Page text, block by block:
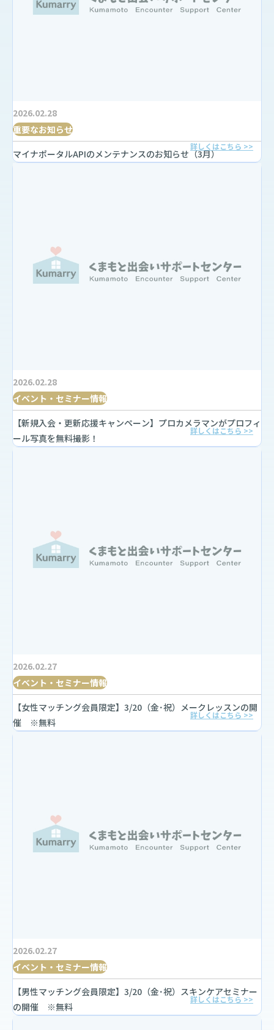
2026.02.28
重要なお知らせ
マイナポータルAPIのメンテナンスのお知らせ（3月）
詳しくはこちら >>
2026.02.28
イベント・セミナー情報
【新規入会・更新応援キャンペーン】プロカメラマンがプロフィ
ール写真を無料撮影！
詳しくはこちら >>
2026.02.27
イベント・セミナー情報
【女性マッチング会員限定】3/20（金･祝）メークレッスンの開
催 ※無料
詳しくはこちら >>
2026.02.27
イベント・セミナー情報
【男性マッチング会員限定】3/20（金･祝）スキンケアセミナー
の開催 ※無料
詳しくはこちら >>